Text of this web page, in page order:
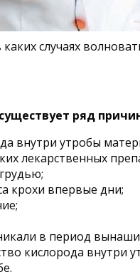
случаях
ряд
внутри утробы
лекарственных
крохи впервые дни;
в период
кислорода внутри